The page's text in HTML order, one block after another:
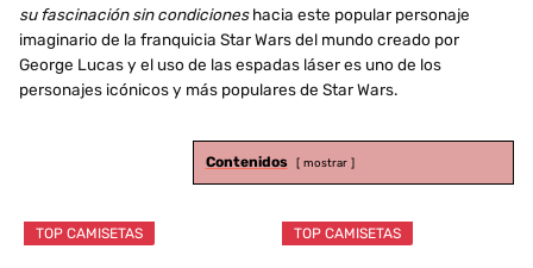
su fascinación sin condicioneshacia este popular personaje
imaginario de la franquicia Star Wars del mundo creado por
George Lucas y el uso de las espadas láser es uno de los
personajes icónicos y más populares de Star Wars.
Contenidos mostrar
TOP CAMISETAS TOP CAMISETAS